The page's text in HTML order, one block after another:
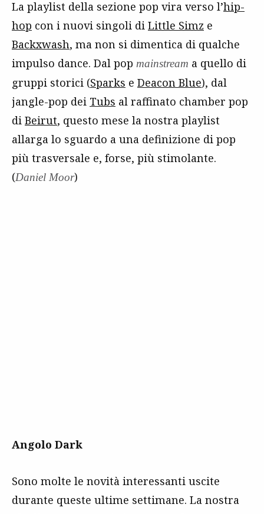
La playlist della sezione pop vira verso l’hip-
hop con i nuovi singoli di Little Simz e
Backxwash, ma non si dimentica di qualche
impulso dance. Dal pop mainstream a quello di
gruppi storici (Sparks e Deacon Blue), dal
jangle-pop dei Tubs al raffinato chamber pop
di Beirut, questo mese la nostra playlist
allarga lo sguardo a una definizione di pop
più trasversale e, forse, più stimolante.
(Daniel Moor)
Angolo Dark
Sono molte le novità interessanti uscite
durante queste ultime settimane. La nostra